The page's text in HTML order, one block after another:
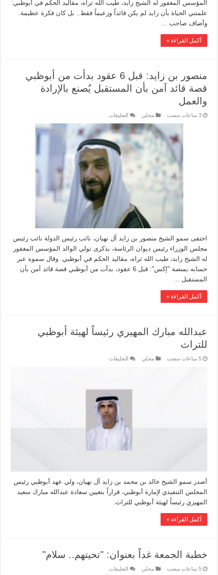
المؤسس المغفور له الشيخ زايد، طيب الله ثراه، مقاليد الحكم في أبوظبي:
علمتني الحياة بأن زايد لم يكن قائداً وزعيماً فقط.. بل كان فكرة عظيمة.
وأضاف صاحب …
أكمل القراءة »
منصور بن زايد: قبل 6 عقود بدأت من أبوظبي
قصة قائد آمن بأن المستقبل يُصنع بالإرادة
والعمل
‏3 ساعات مضت محلي التعليقات
احتفى سمو الشيخ منصور بن زايد آل نهيان، نائب رئيس الدولة نائب رئيس
مجلس الوزراء رئيس ديوان الرئاسة، بذكرى تولي الوالد المؤسس المغفور
له الشيخ زايد، طيب الله ثراه، مقاليد الحكم في أبوظبي. وقال سموه عبر
حسابه بمنصة "إكس": قبل 6 عقود، بدأت من أبوظبي قصة قائد آمن بأن
المستقبل …
أكمل القراءة »
عبدالله مبارك المهيري رئيساً لهيئة أبوظبي
للتراث
‏5 ساعات مضت محلي التعليقات
أصدر سمو الشيخ خالد بن محمد بن زايد آل نهيان، ولي عهد أبوظبي رئيس
المجلس التنفيذي لإمارة أبوظبي، قراراً بتعيين سعادة عبدالله مبارك سعيد
المهيري رئيساً لهيئة أبوظبي للتراث.
أكمل القراءة »
خطبة الجمعة غداً بعنوان: "تحيتهم.. سلام"
‏5 ساعات مضت محلي التعليقات